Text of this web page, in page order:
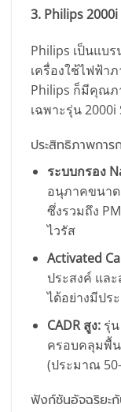
3. Philips 2000i
Philips เป็นแบ
เครื่องใช้ไฟฟ้า
Philips ก็มีคุณภ
เฉพาะรุ่น 2000i
ประสิทธิภาพการ
ระบบกรอง
อนุภาคขนาด
ซึ่งรวมถึง
ไวรัส
Activated
ประสงค์ และ
ได้อย่างมีปร
CADR สูง:รุ่น
ครอบคลุมพื้
(ประมาณ
ฟังก์ชันอัจฉริยะ